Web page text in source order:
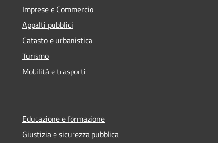
Imprese e Commercio
Appalti pubblici
Catasto e urbanistica
Turismo
Mobilità e trasporti
Educazione e formazione
Giustizia e sicurezza pubblica